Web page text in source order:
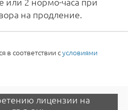
на продление.
в соответствии сусловиями
лицензии на